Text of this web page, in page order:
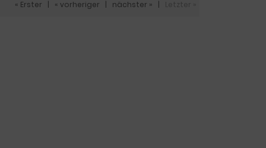
« Erster « vorheriger nächster »